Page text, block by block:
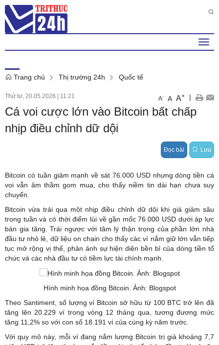
Trang chủ Thị trường 24h Quốc tế
Thứ tư, 20.05.2026 | 11:21 A- A A+ |
Cá voi cược lớn vào Bitcoin bất chấp
nhịp điều chỉnh dữ dội
Đọc bài Lưu
Bitcoin có tuần giảm mạnh về sát 76.000 USD nhưng dòng tiền cá
voi vẫn âm thầm gom mua, cho thấy niềm tin dài hạn chưa suy
chuyển.
Bitcoin vừa trải qua một nhịp điều chỉnh dữ dội khi giá giảm sâu
trong tuần và có thời điểm lùi về gần mốc 76.000 USD dưới áp lực
bán gia tăng. Trái ngược với tâm lý thận trọng của phần lớn nhà
đầu tư nhỏ lẻ, dữ liệu on chain cho thấy các ví nắm giữ lớn vẫn tiếp
tục mở rộng vị thế, phản ánh sự hiện diện bền bỉ của dòng tiền tổ
chức và các nhà đầu tư có tiềm lực tài chính mạnh.
Hình minh họa đồng Bitcoin. Ảnh: Blogspot
Theo Santiment, số lượng ví Bitcoin sở hữu từ 100 BTC trở lên đã
tăng lên 20.229 ví trong vòng 12 tháng qua, tương đương mức
tăng 11,2% so với con số 18.191 ví của cùng kỳ năm trước.
Với quy mô này, mỗi ví đang nắm lượng Bitcoin trị giá khoảng 7,7